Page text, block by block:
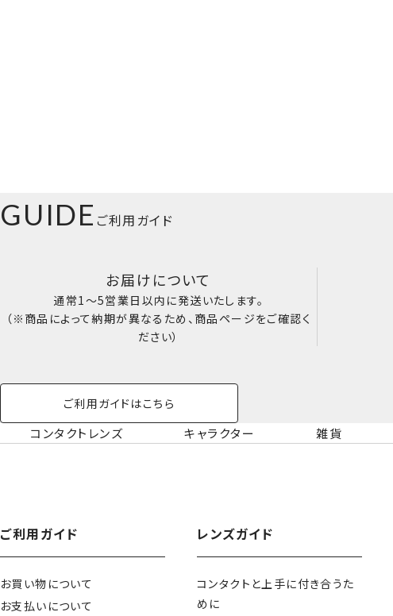
GUIDE ご利用ガイド
お届けについて
通常1～5営業日以内に発送いたします。
（※商品によって納期が異なるため、商品ページをご確認く
ださい）
ご利用ガイドはこちら
コンタクトレンズ キャラクター 雑貨
ご利用ガイド
お買い物について
お支払いについて
レンズガイド
コンタクトと上手に付き合うた
めに